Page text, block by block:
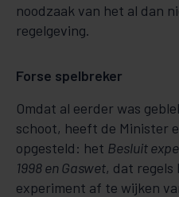
noodzaak van het al dan
regelgeving.
Forse spelbreker
Omdat al eerder was
schoot, heeft de Minister
opgesteld: het Besluit
1998 en Gaswet, dat regels
experiment af te wijken